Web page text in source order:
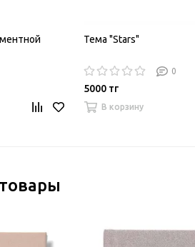
Тема "Stars"
0
5000 тг
В корзину